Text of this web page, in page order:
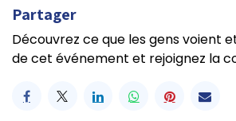
Partager
Découvrez ce que les gens voient
de cet événement et rejoignez la